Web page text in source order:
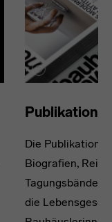
Die
Biografien,
Tagungsbände
die